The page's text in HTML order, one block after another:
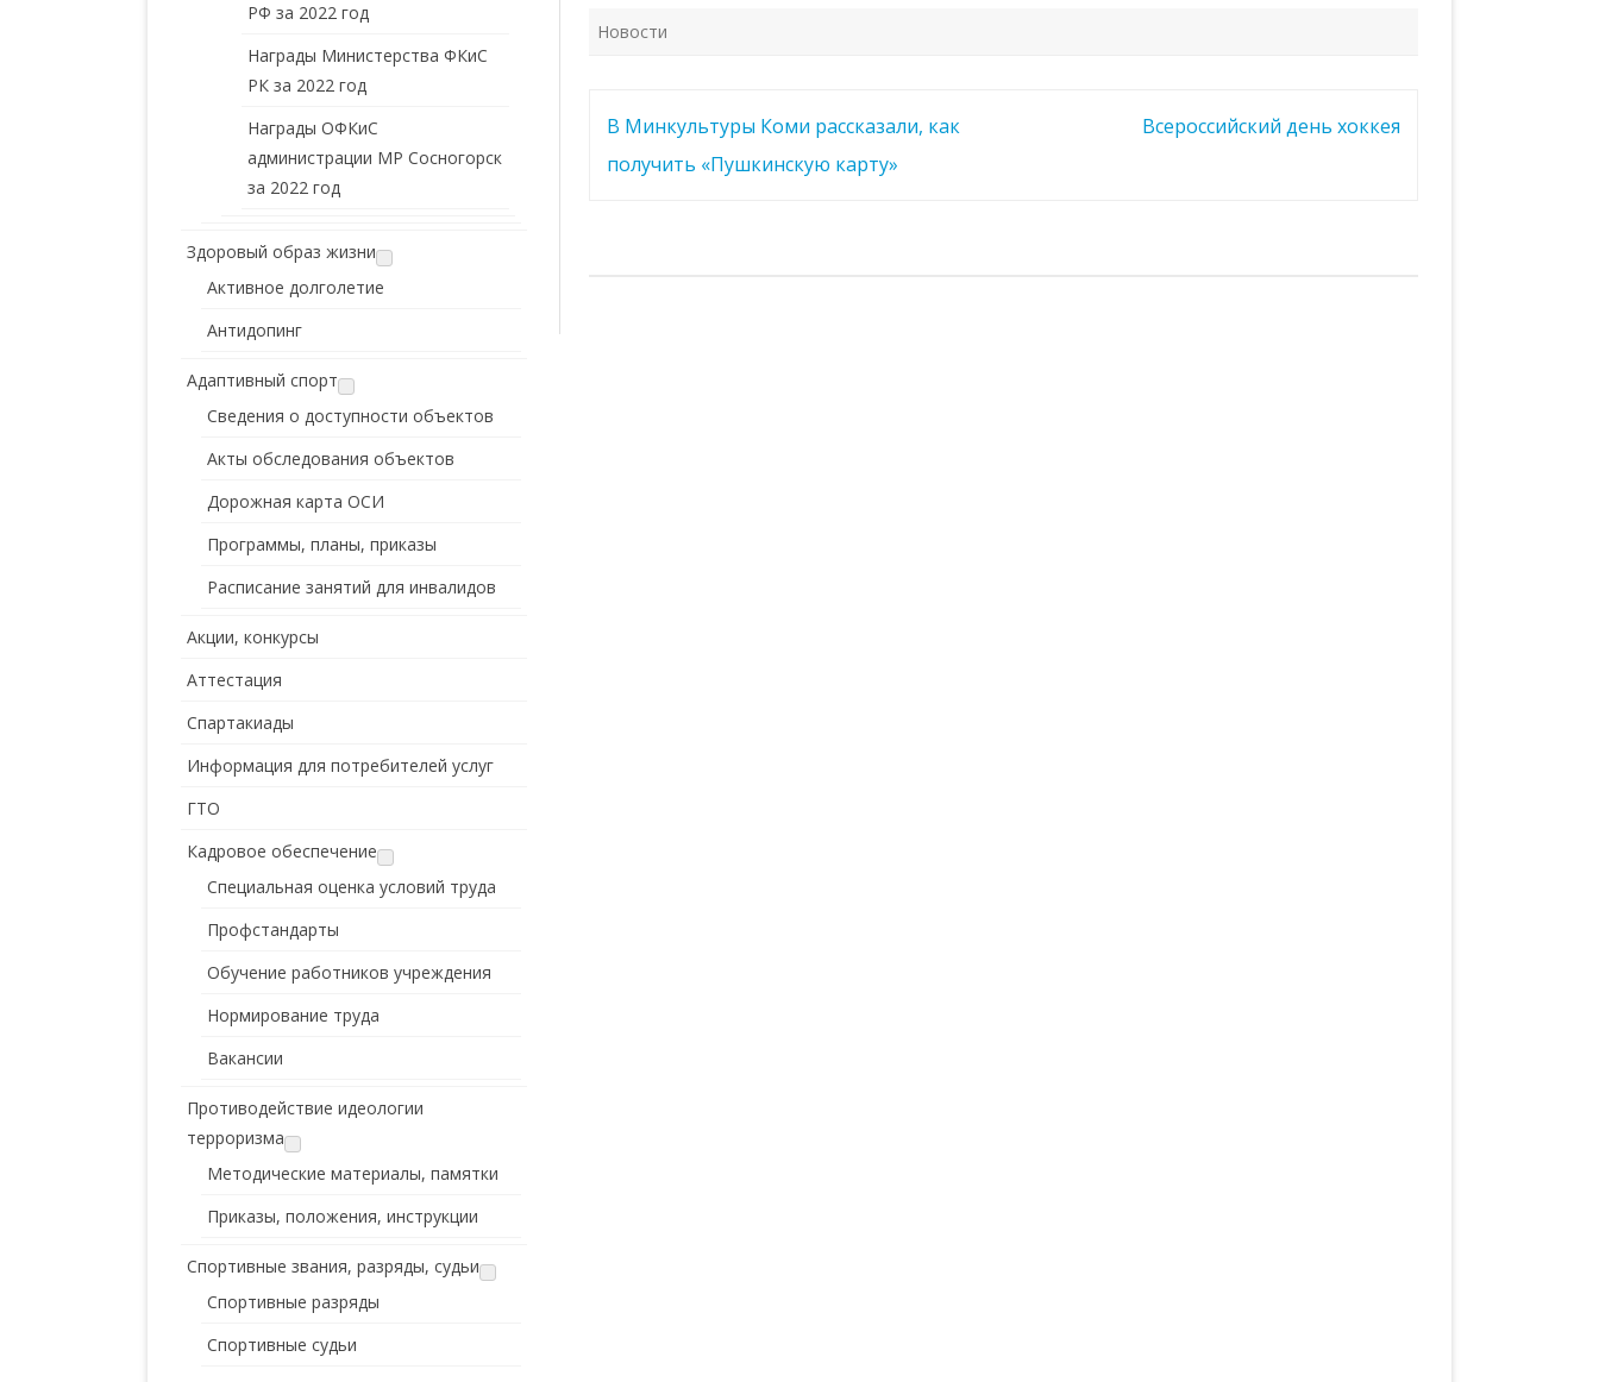
Новости
Навигация
по
В Минкультуры Коми рассказали, как
получить «Пушкинскую карту»
Всероссийский день хоккея
РФ за 2022 год
Награды Министерства ФКиС
РК за 2022 год
Награды ОФКиС
администрации МР Сосногорск
за 2022 год
Здоровый образ жизни
Активное долголетие
Антидопинг
Адаптивный спорт
Сведения о доступности объектов
Акты обследования объектов
Дорожная карта ОСИ
Программы, планы, приказы
Расписание занятий для инвалидов
Акции, конкурсы
Аттестация
Спартакиады
Информация для потребителей услуг
ГТО
Кадровое обеспечение
Специальная оценка условий труда
Профстандарты
Обучение работников учреждения
Нормирование труда
Вакансии
Противодействие идеологии
терроризма
Методические материалы, памятки
Приказы, положения, инструкции
Спортивные звания, разряды, судьи
Спортивные разряды
Спортивные судьи